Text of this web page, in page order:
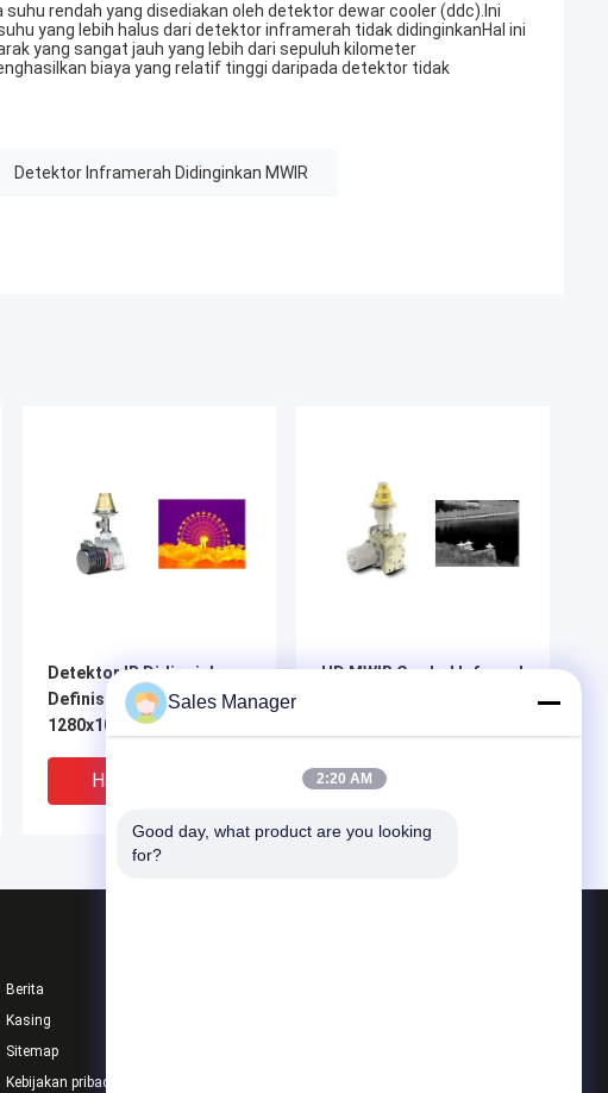
rendah yang disediakan oleh detektor dewar cooler (ddc).Ini
yang lebih halus dari detektor inframerah tidak didinginkanHal ini
yang sangat jauh yang lebih dari sepuluh kilometer
biaya yang relatif tinggi daripada detektor tidak
Detektor Inframerah Didinginkan MWIR
Detektor IR Didinginkan
Definisi Tinggi
1280x1024 12μm
InframerahHarga Terbaik
HD MWIR Cooled Infrared
Harga Terbaik
Berita
Kasing
Sitemap
Kebijakan pribadi
Sales Manager
2:20 AM
Good day, what product are you looking
for?